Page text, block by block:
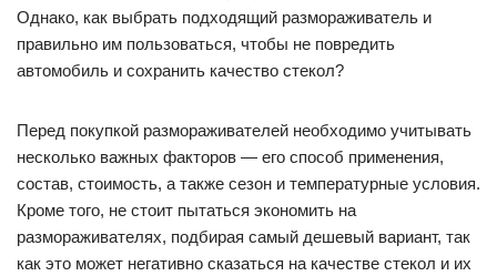
Однако, как выбрать подходящий размораживатель и
правильно им пользоваться, чтобы не повредить
автомобиль и сохранить качество стекол?
Перед покупкой размораживателей необходимо учитывать
несколько важных факторов — его способ применения,
состав, стоимость, а также сезон и температурные условия.
Кроме того, не стоит пытаться экономить на
размораживателях, подбирая самый дешевый вариант, так
как это может негативно сказаться на качестве стекол и их